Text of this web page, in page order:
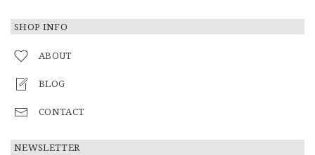
SHOP INFO
ABOUT
BLOG
CONTACT
NEWSLETTER